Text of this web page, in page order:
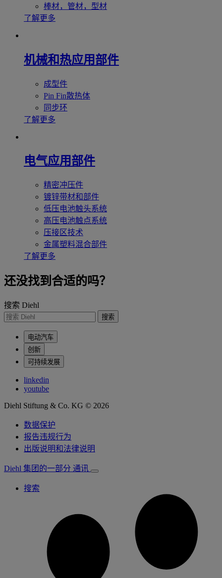
棒材，管材，型材
了解更多
机械和热应用部件
成型件
Pin Fin散热体
同步环
了解更多
电气应用部件
精密冲压件
镀锌带材和部件
低压电池触头系统
高压电池触点系统
压接区技术
金属塑料混合部件
了解更多
还没找到合适的吗？
搜索 Diehl
搜索
电动汽车
创新
可持续发展
linkedin
youtube
Diehl Stiftung & Co. KG © 2026
数据保护
报告违规行为
出版说明和法律说明
Diehl 集团的一部分 通讯
搜索